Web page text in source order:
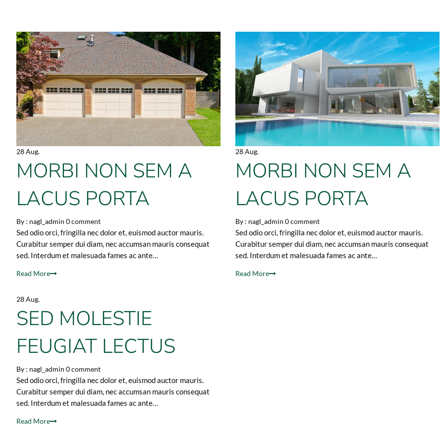
28 Aug.
MORBI NON SEM A
LACUS PORTA
By : nagl_admin 0 comment
Sed odio orci, fringilla nec dolor et, euismod auctor mauris.
Curabitur semper dui diam, nec accumsan mauris consequat
sed. Interdum et malesuada fames ac ante…
Read More
28 Aug.
MORBI NON SEM A
LACUS PORTA
By : nagl_admin 0 comment
Sed odio orci, fringilla nec dolor et, euismod auctor mauris.
Curabitur semper dui diam, nec accumsan mauris consequat
sed. Interdum et malesuada fames ac ante…
Read More
28 Aug.
SED MOLESTIE
FEUGIAT LECTUS
By : nagl_admin 0 comment
Sed odio orci, fringilla nec dolor et, euismod auctor mauris.
Curabitur semper dui diam, nec accumsan mauris consequat
sed. Interdum et malesuada fames ac ante…
Read More